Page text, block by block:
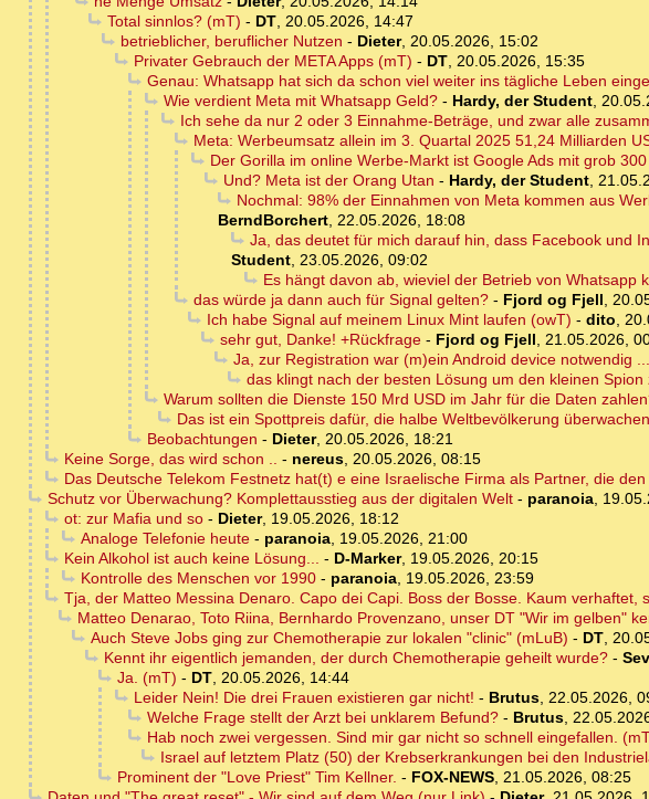
Total sinnlos? (mT) - DT, 20.05.2026, 14:47
betrieblicher, beruflicher Nutzen - Dieter, 20.05.2026, 15:02
Privater Gebrauch der META Apps (mT) - DT, 20.05.2026, 15:35
Genau: Whatsapp hat sich da schon viel weiter ins tägliche Leben
Wie verdient Meta mit Whatsapp Geld?- Hardy, der Student,
Ich sehe da nur 2 oder 3 Einnahme-Beträge, und zwar alle
Meta: Werbeumsatz allein im 3. Quartal 2025 51,24 Milliarden
Der Gorilla im online Werbe-Markt ist Google Ads mit grob
Und? Meta ist der Orang Utan - Hardy, der Student,
Nochmal: 98% der Einnahmen von Meta kommen aus
BerndBorchert, 22.05.2026, 18:08
Ja, das deutet für mich darauf hin, dass Facebook und
Student, 23.05.2026, 09:02
Es hängt davon ab, wieviel der Betrieb von Whatsapp
das würde ja dann auch für Signal gelten?- Fjord og Fjell,
Ich habe Signal auf meinem Linux Mint laufen (owT) - dito,
sehr gut, Danke! +Rückfrage- Fjord og Fjell, 21.05.2026,
Ja, zur Registration war (m)ein Android device notwendig ...
das klingt nach der besten Lösung um den kleinen Spion
Warum sollten die Dienste 150 Mrd USD im Jahr für die Daten
Das ist ein Spottpreis dafür, die halbe Weltbevölkerung
Beobachtungen - Dieter, 20.05.2026, 18:21
Keine Sorge, das wird schon .. - nereus, 20.05.2026, 08:15
Das Deutsche Telekom Festnetz hat(t) e eine Israelische Firma als Partner, die
Schutz vor Überwachung? Komplettausstieg aus der digitalen Welt- paranoia,
ot: zur Mafia und so- Dieter, 19.05.2026, 18:12
Analoge Telefonie heute- paranoia, 19.05.2026, 21:00
Kein Alkohol ist auch keine Lösung... - D-Marker, 19.05.2026, 20:15
Kontrolle des Menschen vor 1990- paranoia, 19.05.2026, 23:59
Tja, der Matteo Messina Denaro. Capo dei Capi. Boss der Bosse. Kaum verhaftet,
Matteo Denarao, Toto Riina, Bernhardo Provenzano, unser DT "Wir im gelben"
Auch Steve Jobs ging zur Chemotherapie zur lokalen "clinic" (mLuB) - DT,
Kennt ihr eigentlich jemanden, der durch Chemotherapie geheilt wurde?-
Ja. (mT) - DT, 20.05.2026, 14:44
Leider Nein! Die drei Frauen existieren gar nicht! - Brutus, 22.05.2026,
Welche Frage stellt der Arzt bei unklarem Befund?- Brutus,
Hab noch zwei vergessen. Sind mir gar nicht so schnell eingefallen.
Israel auf letztem Platz (50) der Krebserkrankungen bei den
Prominent der "Love Priest" Tim Kellner. - FOX-NEWS, 21.05.2026, 08:25